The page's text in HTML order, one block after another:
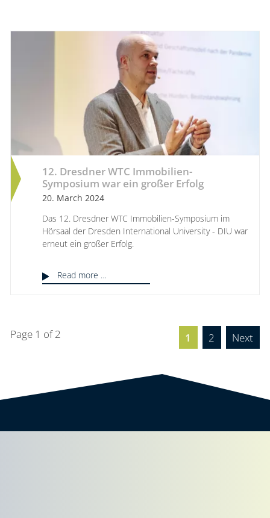
12. Dresdner WTC Immobilien-
Symposium war ein großer Erfolg
20. March 2024
Das 12. Dresdner WTC Immobilien-Symposium im
Hörsaal der Dresden International University - DIU war
erneut ein großer Erfolg.
Read more …
Page 1 of 2 1 2 Next